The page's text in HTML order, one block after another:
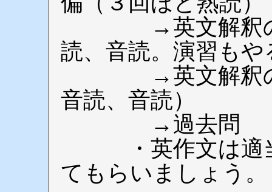
→英文解釈の技
読、音読。演習もや
→英文解釈のト
音読、音読）
→過去問
・英作文は適当
てもらいましょう。